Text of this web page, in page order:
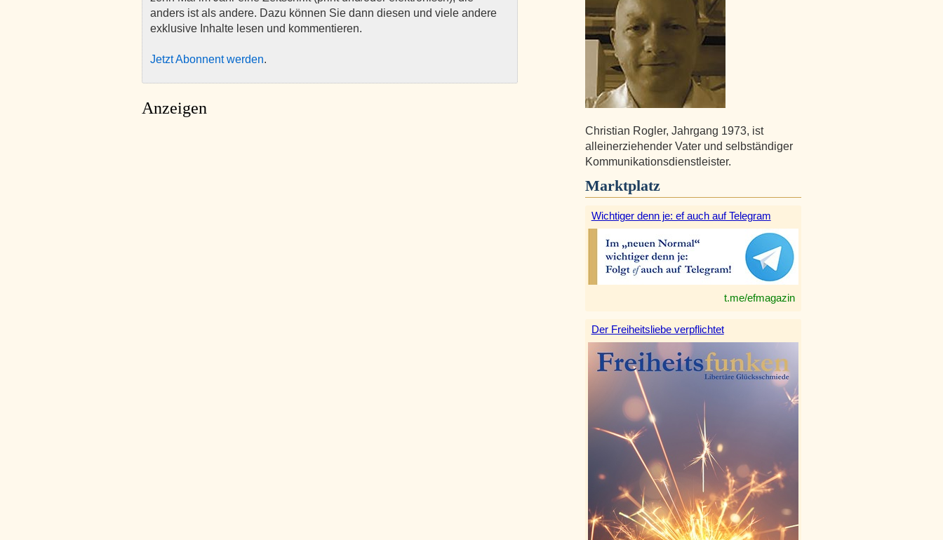
anders ist als andere. Dazu können Sie dann diesen und viele andere
exklusive Inhalte lesen und kommentieren.
Jetzt Abonnent werden.
Anzeigen
Christian Rogler, Jahrgang 1973, ist
alleinerziehender Vater und selbständiger
Kommunikationsdienstleister.
Marktplatz
Wichtiger denn je: ef auch auf Telegram
t.me/efmagazin
Der Freiheitsliebe verpflichtet